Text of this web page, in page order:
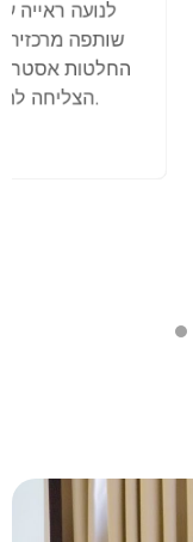
רבות, נהנים
הרבה שלה
אנו ממשיכים